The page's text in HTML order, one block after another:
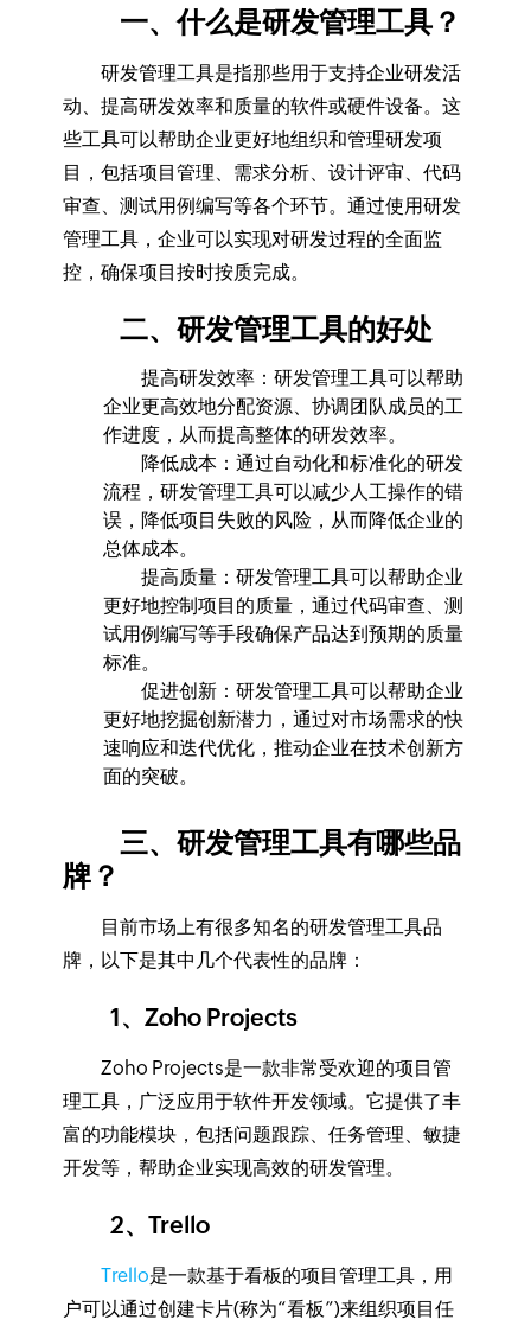
一、什么是研发管理工具？
研发管理工具是指那些用于支持企业研发活
动、提高研发效率和质量的软件或硬件设备。这
些工具可以帮助企业更好地组织和管理研发项
目，包括项目管理、需求分析、设计评审、代码
审查、测试用例编写等各个环节。通过使用研发
管理工具，企业可以实现对研发过程的全面监
控，确保项目按时按质完成。
二、研发管理工具的好处
提高研发效率：研发管理工具可以帮助
企业更高效地分配资源、协调团队成员的工
作进度，从而提高整体的研发效率。
降低成本：通过自动化和标准化的研发
流程，研发管理工具可以减少人工操作的错
误，降低项目失败的风险，从而降低企业的
总体成本。
提高质量：研发管理工具可以帮助企业
更好地控制项目的质量，通过代码审查、测
试用例编写等手段确保产品达到预期的质量
标准。
促进创新：研发管理工具可以帮助企业
更好地挖掘创新潜力，通过对市场需求的快
速响应和迭代优化，推动企业在技术创新方
面的突破。
三、研发管理工具有哪些品
牌？
目前市场上有很多知名的研发管理工具品
牌，以下是其中几个代表性的品牌：
1、Zoho Projects
Zoho Projects是一款非常受欢迎的项目管
理工具，广泛应用于软件开发领域。它提供了丰
富的功能模块，包括问题跟踪、任务管理、敏捷
开发等，帮助企业实现高效的研发管理。
2、Trello
Trello是一款基于看板的项目管理工具，用
户可以通过创建卡片(称为“看板”)来组织项目任